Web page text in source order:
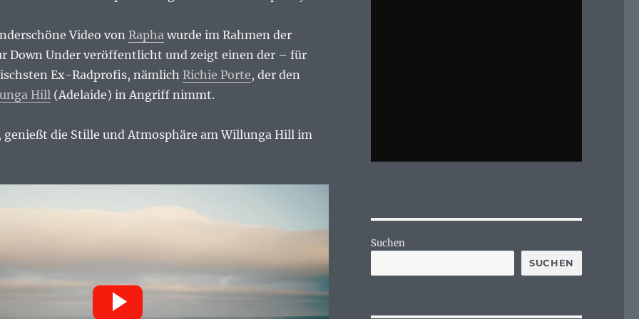
Video von Raphawurde im Rahmen der
Down Under veröffentlicht und zeigt einen der – für
Ex-Radprofis, nämlich Richie Porte, der den
Hill(Adelaide) in Angriff nimmt.
genießt die Stille und Atmosphäre am Willunga Hill im
Suchen
SUCHEN